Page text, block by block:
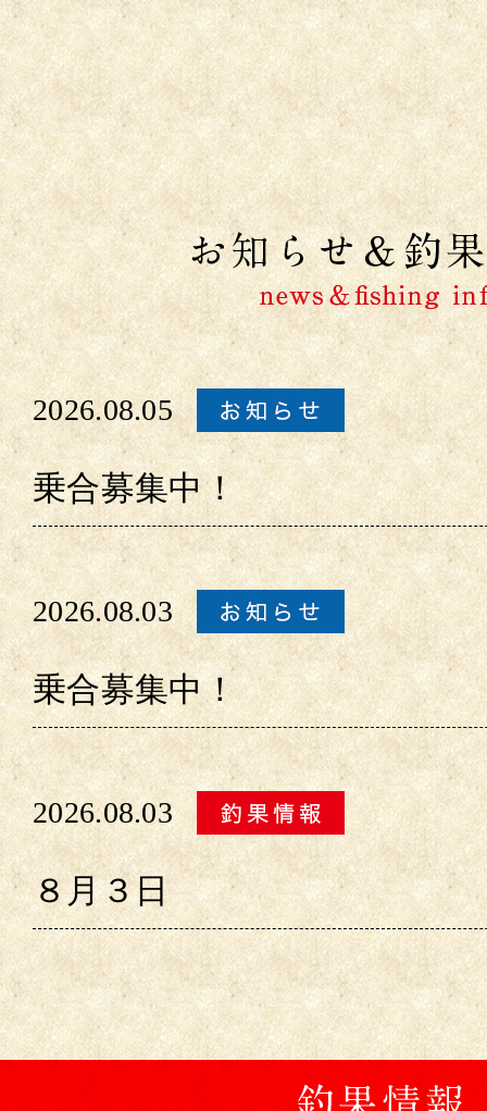
2026.08.05
乗合募集中！
2026.08.03
乗合募集中！
2026.08.03
８月３日